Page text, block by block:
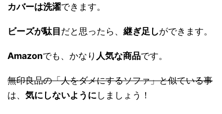
カバーは洗濯できます。
ビーズが駄目だと思ったら、 継ぎ足しができます。
Amazonでも、かなり 人気な商品です。
無印良品の「人をダメにするソファ」と似ている事
は、 気にしないように しましょう！